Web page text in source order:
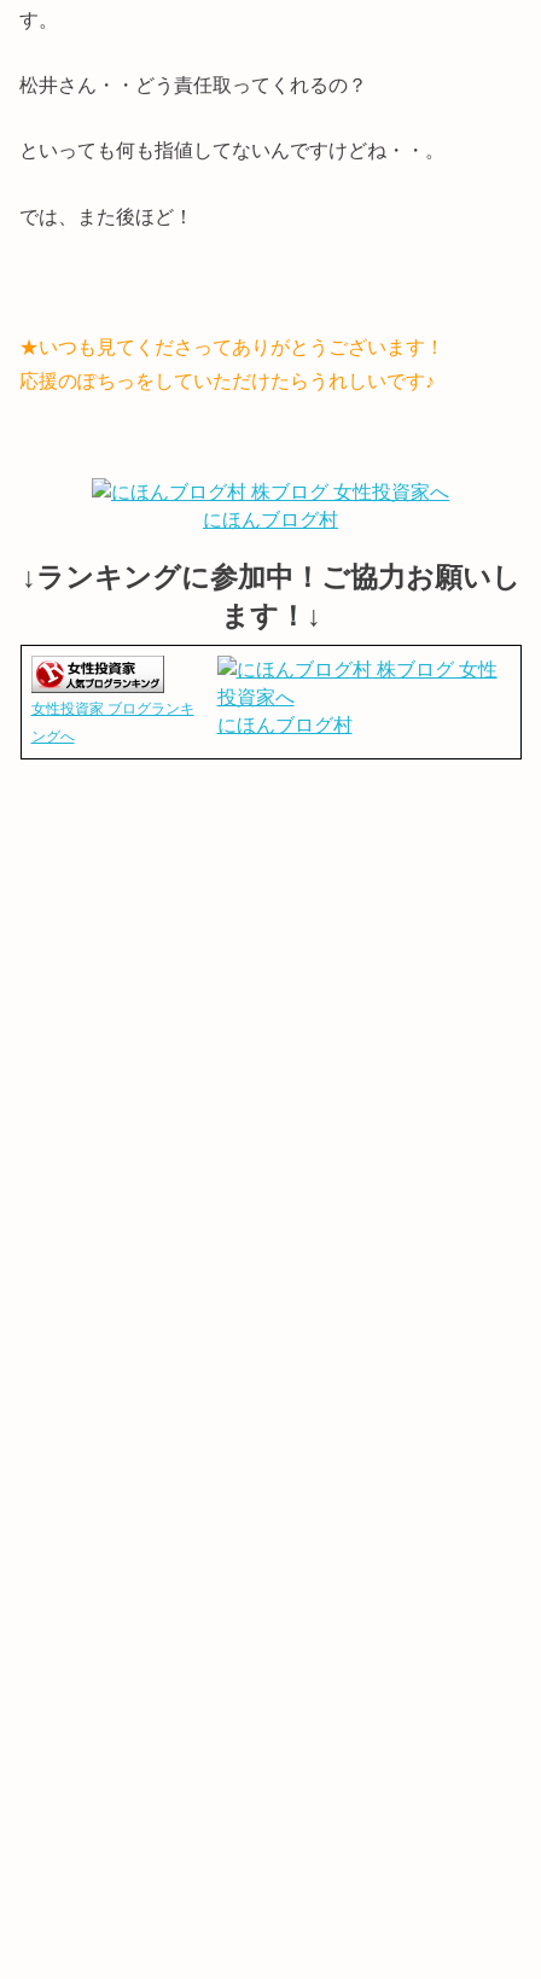
す。
松井さん・・どう責任取ってくれるの？
といっても何も指値してないんですけどね・・。
では、また後ほど！
★いつも見てくださってありがとうございます！
応援のぽちっをしていただけたらうれしいです♪
にほんブログ村
↓ランキングに参加中！ご協力お願いし
ます！↓
女性投資家 ブログランキ
ングへ
にほんブログ村